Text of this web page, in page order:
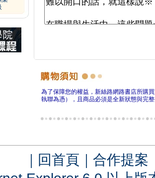
為了保障您的權益，新絲路網路書店所購
執聯為憑），且商品必須是全新狀態與完
｜ 回首頁 ｜ 合作提案